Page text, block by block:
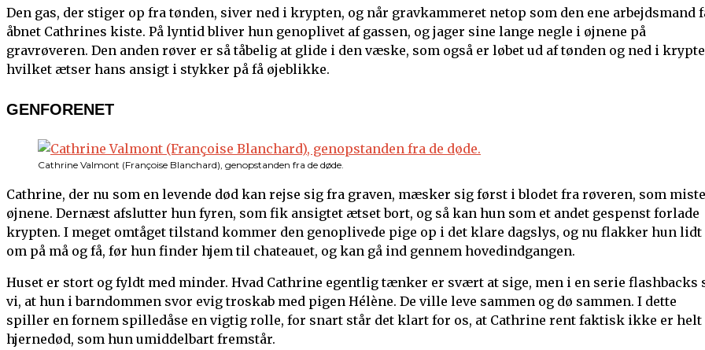
Den gas, der stiger op fra tønden, siver ned i krypten, og når gravkammeret netop som den ene arbejdsmand
åbnet Cathrines kiste. På lyntid bliver hun genoplivet af gassen, og jager sine lange negle i øjnene på
gravrøveren. Den anden røver er så tåbelig at glide i den væske, som også er løbet ud af tønden og ned i
hvilket ætser hans ansigt i stykker på få øjeblikke.
GENFORENET
Cathrine Valmont (Françoise Blanchard), genopstanden fra de døde.
Cathrine, der nu som en levende død kan rejse sig fra graven, mæsker sig først i blodet fra røveren, som
øjnene. Dernæst afslutter hun fyren, som fik ansigtet ætset bort, og så kan hun som et andet gespenst forlade
krypten. I meget omtåget tilstand kommer den genoplivede pige op i det klare dagslys, og nu flakker hun lidt
om på må og få, før hun finder hjem til chateauet, og kan gå ind gennem hovedindgangen.
Huset er stort og fyldt med minder. Hvad Cathrine egentlig tænker er svært at sige, men i en serie flashbacks
vi, at hun i barndommen svor evig troskab med pigen Hélène. De ville leve sammen og dø sammen. I dette
spiller en fornem spilledåse en vigtig rolle, for snart står det klart for os, at Cathrine rent faktisk ikke er helt
hjernedød, som hun umiddelbart fremstår.